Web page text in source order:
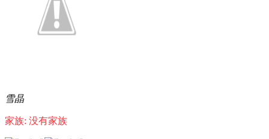
雪晶
家族: 没有家族